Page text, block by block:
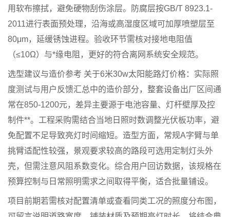
用软布擦拭，避免硬物刮伤涂层。防腐层按GB/T 8923.1-
2011进行表面预处理，沿海或高湿度区域可加厚喷塑层至
80μm，延缓锈蚀进程。验收环节需核对接地电阻值
（≤10Ω）与*缘电阻，更好的符合离网系统安全规范。
选型建议与造价参考 关于6米30w太阳能路灯价格：实际照
度测试与用户反馈汇总中的造价部分，整套设备出厂区间通
常在850-1200元，差异主要源于电池容量、灯杆壁厚及控
制件**。工程采购需结合当地日照时数调整光伏板功率，避
免配置不足导致亮灯时间缩短。造型方面，常规A字臂与单
挑臂适配性较强，景观要求较高的路段可选用定制灯头外
壳，但需注意风阻系数变化。综合用户回访数据，该规格在
预算控制与日常照明需求之间取得平衡，适合批量铺设。
项目前期若需核对配置清单或查看同类工况的照度分布图，